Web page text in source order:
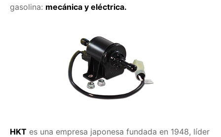
gasolina: mecánica y eléctrica.
HKT es una empresa japonesa fundada en 1948, líder